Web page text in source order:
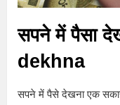
सपने में पैसा
dekhna
सपने में पैसे देखना एक